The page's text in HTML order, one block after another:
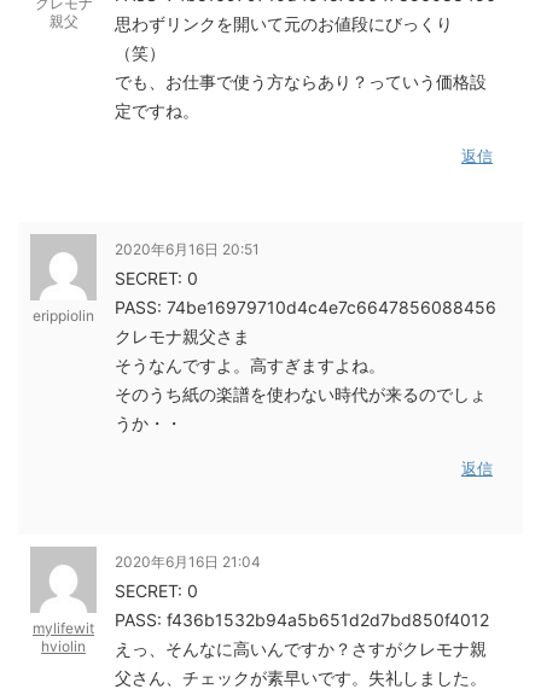
親父
思わずリンクを開いて元のお値段にびっくり
（笑）
でも、お仕事で使う方ならあり？っていう価格設
定ですね。
返信
erippiolin
2020年6月16日 20:51
SECRET: 0
PASS: 74be16979710d4c4e7c6647856088456
クレモナ親父さま
そうなんですよ。高すぎますよね。
そのうち紙の楽譜を使わない時代が来るのでしょ
うか・・
返信
mylifewit
hviolin
2020年6月16日 21:04
SECRET: 0
PASS: f436b1532b94a5b651d2d7bd850f4012
えっ、そんなに高いんですか？さすがクレモナ親
父さん、チェックが素早いです。失礼しました。